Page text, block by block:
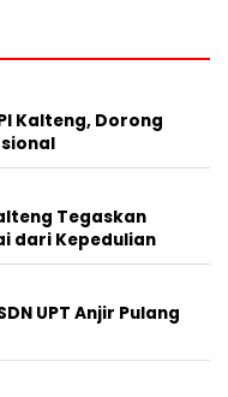
Kalteng, Dorong
Tegaskan
dari Kepedulian
UPT Anjir Pulang